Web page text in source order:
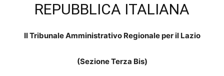
REPUBBLICA ITALIANA
Il Tribunale Amministrativo Regionale per il Lazio
(Sezione Terza Bis)